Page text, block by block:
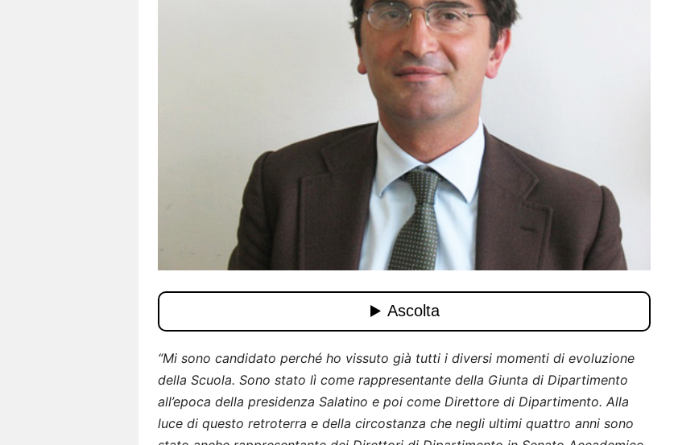
“Mi sono candidato perché ho vissuto già tutti i diversi momenti di evoluzione
della Scuola. Sono stato lì come rappresentante della Giunta di Dipartimento
all’epoca della presidenza Salatino e poi come Direttore di Dipartimento. Alla
luce di questo retroterra e della circostanza che negli ultimi quattro anni sono